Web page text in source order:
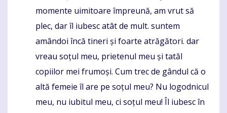
momente uimitoare împreună, am vrut să
plec, dar îl iubesc atât de mult. suntem
amândoi încă tineri și foarte atrăgători. dar
vreau soțul meu, prietenul meu și tatăl
copiilor mei frumoși. Cum trec de gândul că o
altă femeie îl are pe soțul meu? Nu logodnicul
meu, nu iubitul meu, ci soțul meu! Îl iubesc în